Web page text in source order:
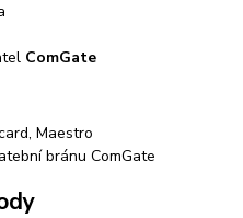
ComGate
Maestro
bránu ComGate